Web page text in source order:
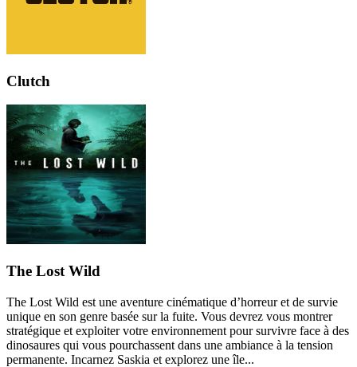
Clutch
The Lost Wild
The Lost Wild est une aventure cinématique d’horreur et de survie
unique en son genre basée sur la fuite. Vous devrez vous montrer
stratégique et exploiter votre environnement pour survivre face à des
dinosaures qui vous pourchassent dans une ambiance à la tension
permanente. Incarnez Saskia et explorez une île...